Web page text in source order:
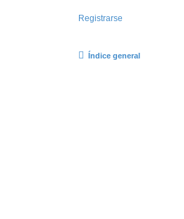
Registrarse
Índice general